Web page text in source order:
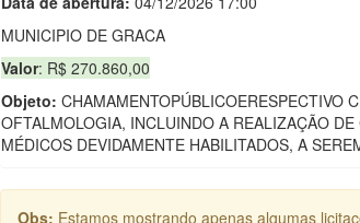
MUNICIPIO DE GRACA
Valor: R$ 270.860,00
Objeto: CHAMAMENTOPÚBLICOERESPECTIVO
OFTALMOLOGIA, INCLUINDO A REALIZAÇÃO
MÉDICOS DEVIDAMENTE HABILITADOS, A
Obs: Estamos mostrando apenas algumas